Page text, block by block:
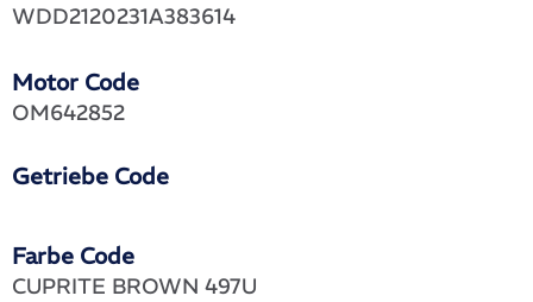
WDD2120231A383614
Motor Code
Getriebe Code
OM642852
Farbe Code
CUPRITE BROWN 497U